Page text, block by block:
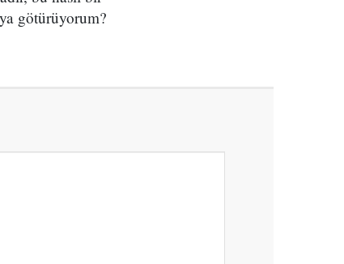
götürüyorum?